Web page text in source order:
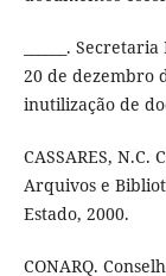
______.
20 de dezembro
inutilização de
CASSARES,
Arquivos e
Estado, 2000.
CONARQ.